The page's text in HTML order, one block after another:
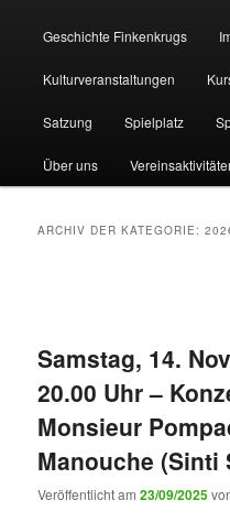
Geschichte Finkenkrugs
Kulturveranstaltungen
Satzung Spielplatz
Über uns
ARCHIV DER KATEGORIE:
Samstag, 14.
20.00 Uhr –
Monsieur
Manouche (Sinti
Veröffentlicht am23/09/2025